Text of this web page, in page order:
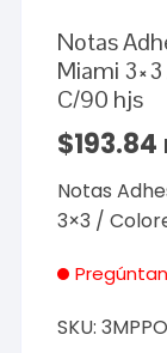
Notas
Miami
C/90 hjs
$193.84
Notas
3×3 /
SKU: